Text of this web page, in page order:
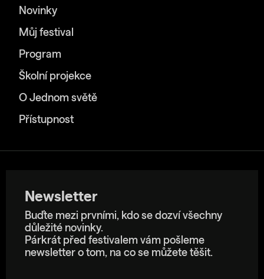
Novinky
Můj festival
Program
Školní projekce
O Jednom světě
Přístupnost
Newsletter
Buďte mezi prvními, kdo se dozví všechny
důležité novinky.
Párkrát před festivalem vám pošleme
newsletter o tom, na co se můžete těšit.